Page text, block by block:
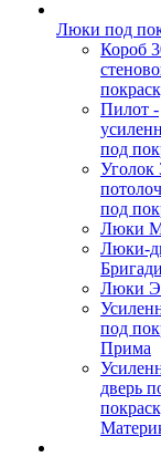
Люки под
Короб
Пилот -
под
Уголок
под
Люки
Люки-
Люки
под
Прима
дверь